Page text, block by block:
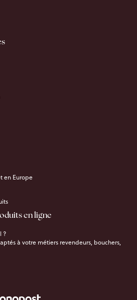
en Europe
en ligne
?
à votre métiers revendeurs, bouchers,